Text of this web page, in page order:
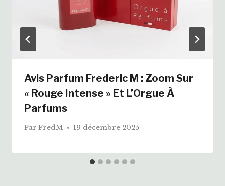
Avis Parfum Frederic M : Zoom Sur
« Rouge Intense » Et L’Orgue À
Parfums
Par FredM 19 décembre 2025